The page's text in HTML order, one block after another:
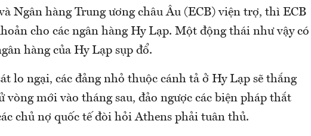
Ngân hàng Trung ương châu Âu (ECB) viện trợ, thì ECB
cho các ngân hàng Hy Lạp. Một động thái như vậy có
hàng của Hy Lạp sụp đổ.
lo ngại, các đảng nhỏ thuộc cánh tả ở Hy Lạp sẽ thắng
vòng mới vào tháng sau, đảo ngược các biện pháp thắt
chủ nợ quốc tế đòi hỏi Athens phải tuân thủ.